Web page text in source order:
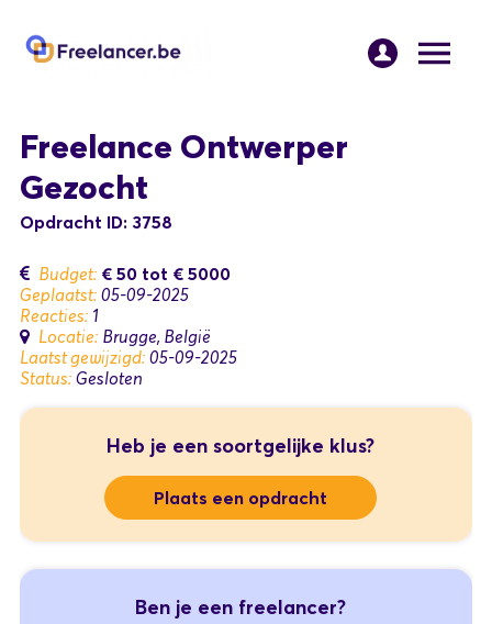
Freelance Ontwerper
Gezocht
Opdracht ID: 3758
Budget: € 50 tot € 5000
Geplaatst: 05-09-2025
Reacties: 1
Locatie: Brugge, België
Laatst gewijzigd: 05-09-2025
Status: Gesloten
Heb je een soortgelijke klus?
Plaats een opdracht
Ben je een freelancer?